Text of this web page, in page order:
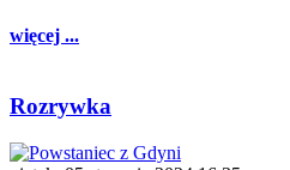
więcej ...
Rozrywka